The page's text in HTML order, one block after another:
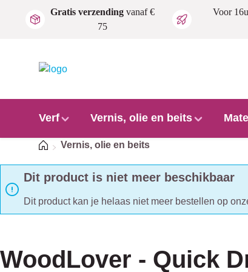
Ga naar de hoofdinhoud
Gratis verzendingvanaf €
75
Voor
Verf Vernis, olie en beits
HomeVernis, olie en beits
Dit product is niet meer beschikbaar
Dit product kan je helaas niet meer bestellen op
WoodLover - Quick